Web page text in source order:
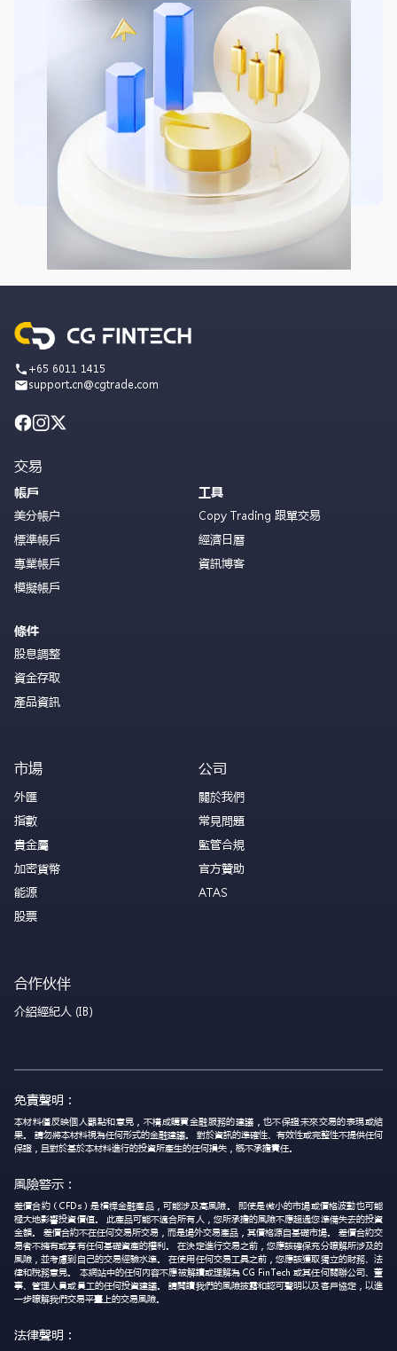
+65 6011 1415
support.cn@cgtrade.com
交易
帳戶
美分帳户
標準帳戶
專業帳戶
模擬帳戶
條件
股息調整
資金存取
產品資訊
工具
Copy Trading 跟單交易
經濟日曆
資訊博客
市場
外匯
指數
貴金屬
加密貨幣
能源
股票
公司
關於我們
常見問題
監管合規
官方贊助
ATAS
合作伙伴
介紹經紀人 (IB)
免責聲明：
本材料僅反映個人觀點和意見，不構成購買金融服務的建議，也不保證未來交易的表現或結
果。 請勿將本材料視為任何形式的金融建議。 對於資訊的準確性、有效性或完整性不提供任何
保證，且對於基於本材料進行的投資所產生的任何損失，概不承擔責任。
風險警示：
差價合約（CFDs）是槓桿金融產品，可能涉及高風險。 即使是微小的市場或價格波動也可能
極大地影響投資價值。 此產品可能不適合所有人，您所承擔的風險不應超過您準備失去的投資
金額。 差價合約不在任何交易所交易，而是場外交易產品，其價格源自基礎市場。 差價合約交
易者不擁有或享有任何基礎資產的權利。 在決定進行交易之前，您應該確保充分瞭解所涉及的
風險，並考慮到自己的交易經驗水準。 在使用任何交易工具之前，您應該獲取獨立的財務、法
律和稅務意見。 本網站中的任何內容不應被解讀或理解為 CG FinTech 或其任何關聯公司、董
事、管理人員或員工的任何投資建議。 請閱讀我們的風險披露和認可聲明以及客戶協定，以進
一步瞭解我們交易平臺上的交易風險。
法律聲明：